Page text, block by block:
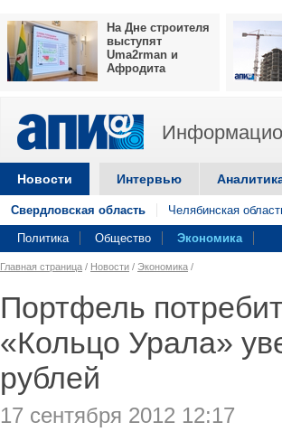
На Дне строителя
выступят
Uma2rman и
Афродита
Новости Интервью
Свердловская область Челябинская
Политика Общество Экономика
Главная страница / Новости / Экономика /
Портфель
«Кольцо Урала»
рублей
17 сентября 2012 12:17